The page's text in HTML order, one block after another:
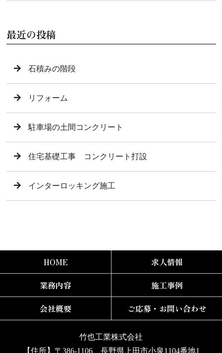
最近の投稿
石積みの階段
リフォーム
駐車場の土間コンクリート
住宅基礎工事 コンクリート打設
インターロッキング施工
HOME
求人情報
業務内容
施工事例
会社概要
ご応募・お問い合わせ
竹也工業株式会社
【住所】〒386-1106 長野県上田市小泉1104番地1